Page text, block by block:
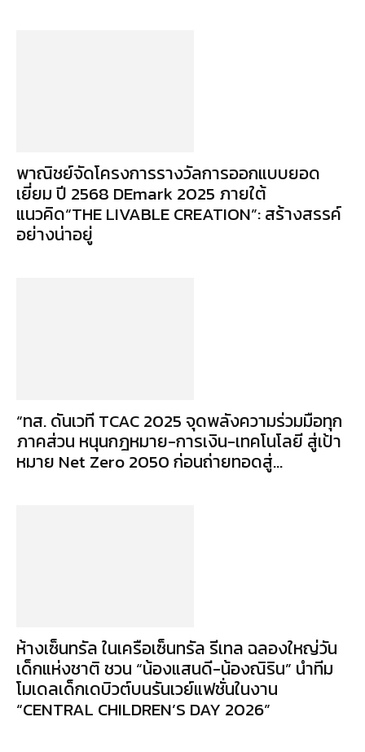
พาณิชย์จัดโครงการรางวัลการออกแบบยอด
เยี่ยม ปี 2568 DEmark 2025 ภายใต้
แนวคิด“THE LIVABLE CREATION”: สร้างสรรค์
อย่างน่าอยู่
“ทส. ดันเวที TCAC 2025 จุดพลังความร่วมมือทุก
ภาคส่วน หนุนกฎหมาย-การเงิน-เทคโนโลยี สู่เป้า
หมาย Net Zero 2050 ก่อนถ่ายทอดสู่...
ห้างเซ็นทรัล ในเครือเซ็นทรัล รีเทล ฉลองใหญ่วัน
เด็กแห่งชาติ ชวน “น้องแสนดี-น้องณิริน” นำทีม
โมเดลเด็กเดบิวต์บนรันเวย์แฟชั่นในงาน
“CENTRAL CHILDREN’S DAY 2026”